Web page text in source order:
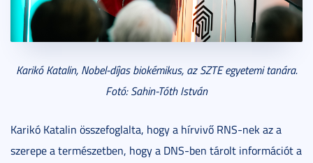
Karikó Katalin, Nobel-díjas biokémikus, az SZTE egyetemi tanára.
Fotó: Sahin-Tóth István
Karikó Katalin összefoglalta, hogy a hírvivő RNS-nek az a
szerepe a természetben, hogy a DNS-ben tárolt információt a